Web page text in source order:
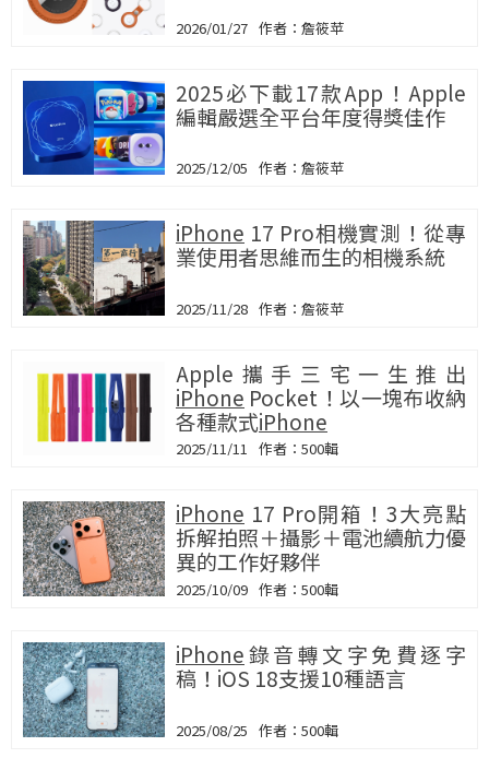
2026/01/27 詹筱苹
2025必下載17款App！Apple
編輯嚴選全平台年度得獎佳作
2025/12/05 詹筱苹
iPhone 17 Pro相機實測！從專
業使用者思維而生的相機系統
2025/11/28 詹筱苹
Apple攜手三宅一生推出
iPhone Pocket！以一塊布收納
各種款式iPhone
2025/11/11 500輯
iPhone 17 Pro開箱！3大亮點
拆解拍照＋攝影＋電池續航力優
異的工作好夥伴
2025/10/09 500輯
iPhone錄音轉文字免費逐字
稿！iOS 18支援10種語言
2025/08/25 500輯